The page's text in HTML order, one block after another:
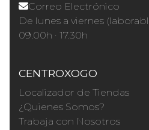
Correo Electrónico
De lunes a viernes
09.00h · 17.30h
CENTROXOGO
Localizador de Tiendas
¿Quienes Somos?
Trabaja con Nosotros